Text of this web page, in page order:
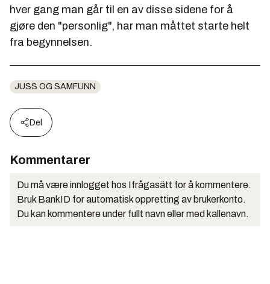
hver gang man går til en av disse sidene for å
gjøre den "personlig", har man måttet starte helt
fra begynnelsen.
JUSS OG SAMFUNN
Del
Kommentarer
Du må være innlogget hos Ifrågasätt for å kommentere.
Bruk BankID for automatisk oppretting av brukerkonto.
Du kan kommentere under fullt navn eller med kallenavn.